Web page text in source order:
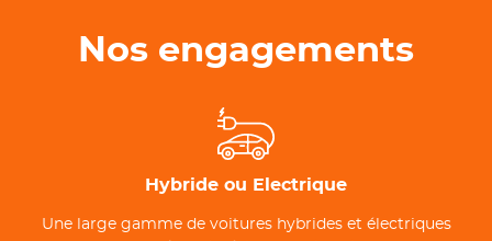
Nos engagements
Hybride ou Electrique
Une large gamme de voitures hybrides et électriques